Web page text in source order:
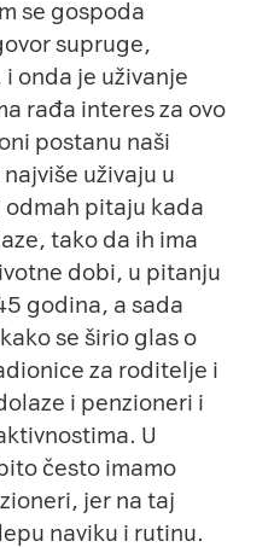
se gospoda
supruge,
onda je uživanje
rađa interes za ovo
postanu naši
uživaju u
pitaju kada
tako da ih ima
dobi, u pitanju
godina, a sada
se širio glas o
za roditelje i
i penzioneri i
U
često imamo
jer na taj
naviku i rutinu.